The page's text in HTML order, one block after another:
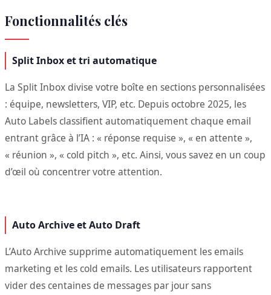
Fonctionnalités clés
Split Inbox et tri automatique
La Split Inbox divise votre boîte en sections personnalisées
: équipe, newsletters, VIP, etc. Depuis octobre 2025, les
Auto Labels classifient automatiquement chaque email
entrant grâce à l’IA : « réponse requise », « en attente »,
« réunion », « cold pitch », etc. Ainsi, vous savez en un coup
d’œil où concentrer votre attention.
Auto Archive et Auto Draft
L’Auto Archive supprime automatiquement les emails
marketing et les cold emails. Les utilisateurs rapportent
vider des centaines de messages par jour sans